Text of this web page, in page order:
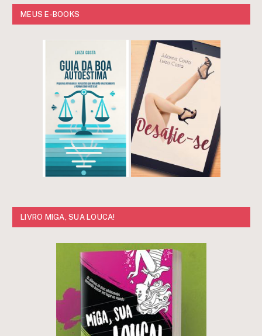
MEUS E-BOOKS
LIVRO MIGA, SUA LOUCA!